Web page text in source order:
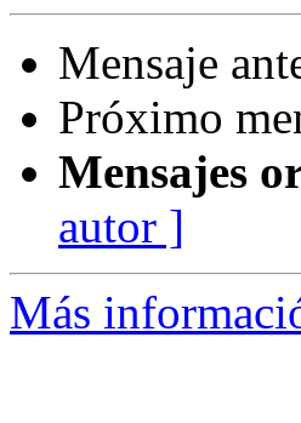
Mensaje
Próximo
Mensajes
autor ]
Más